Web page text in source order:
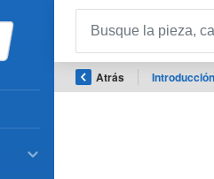
Atrás Introducción